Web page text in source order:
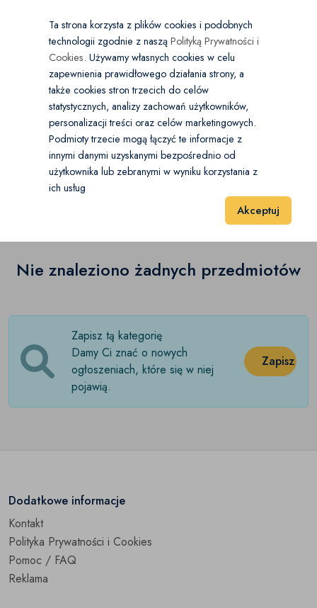
Wybierz kategorię
Turystyka
Namioty i akcesoria(0)
Śpiwory, materace i karimaty(0)
Apteczki i środki na owady
Osprzęt turystyczny(0)
Pozostałe(0)
×
Kraj PL
PLN
Sport i Hobby Turystyka Śpiwory, materace i karimaty
Śpiwory, materace i karimaty (0)
20 60
Nie znaleziono żadnych przedmiotów
Zapisz tą kategorię
Damy Ci znać o nowych
ogłoszeniach, które się w niej
pojawią.
Zapisz
Dodatkowe informacje
Kontakt
Polityka Prywatności i Cookies
Pomoc / FAQ
Reklama
Ta strona korzysta z plików cookies i podobnych
technologii zgodnie z nasząPolityką Prywatności i
Cookies. Używamy własnych cookies w celu
zapewnienia prawidłowego działania strony, a
także cookies stron trzecich do celów
statystycznych, analizy zachowań użytkowników,
personalizacji treści oraz celów marketingowych.
Podmioty trzecie mogą łączyć te informacje z
innymi danymi uzyskanymi bezpośrednio od
użytkownika lub zebranymi w wyniku korzystania z
ich usług
Akceptuj